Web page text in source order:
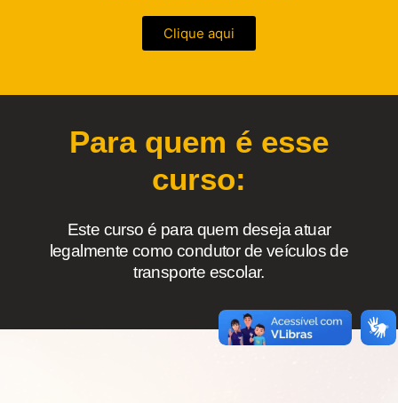
Clique aqui
Para quem é esse
curso:
Este curso é para quem deseja atuar
legalmente como condutor de veículos de
transporte escolar.